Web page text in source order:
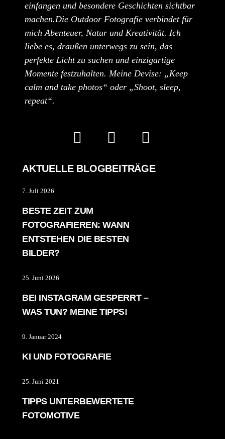
einfangen und besondere Geschichten sichtbar
machen.Die Outdoor Fotografie verbindet für
mich Abenteuer, Natur und Kreativität. Ich
liebe es, draußen unterwegs zu sein, das
perfekte Licht zu suchen und einzigartige
Momente festzuhalten. Meine Devise: „Keep
calm and take photos“ oder „Shoot, sleep,
repeat“.
AKTUELLE BLOGBEITRÄGE
7. Juli 2026
BESTE ZEIT ZUM
FOTOGRAFIEREN: WANN
ENTSTEHEN DIE BESTEN
BILDER?
25. Juni 2026
BEI INSTAGRAM GESPERRT –
WAS TUN? MEINE TIPPS!
9. Januar 2024
KI UND FOTOGRAFIE
25. Juni 2021
TIPPS UNTERBEWERTETE
FOTOMOTIVE